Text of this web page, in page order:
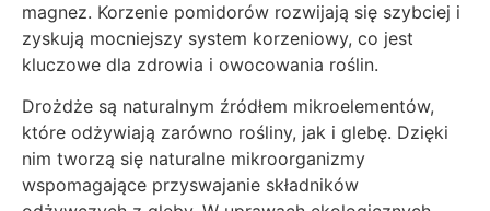
magnez. Korzenie pomidorów rozwijają się szybciej i
zyskują mocniejszy system korzeniowy, co jest
kluczowe dla zdrowia i owocowania roślin.
Drożdże są naturalnym źródłem mikroelementów,
które odżywiają zarówno rośliny, jak i glebę. Dzięki
nim tworzą się naturalne mikroorganizmy
wspomagające przyswajanie składników